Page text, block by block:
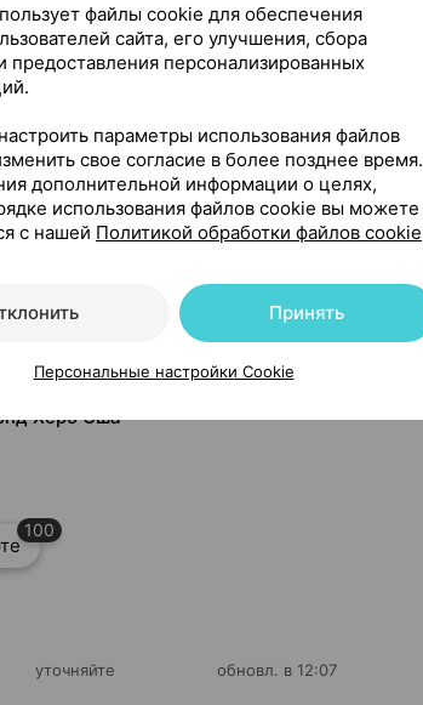
Херб Сша
100
уточняйте обновл. в 12:07
файлы cookie для обеспечения
сайта, его улучшения, сбора
предоставления персонализированных
параметры использования файлов
свое согласие в более позднее время.
дополнительной информации о целях,
использования файлов cookie вы можете
с нашей Политикой обработки файлов cookie
Принять
Персональные настройки Cookie